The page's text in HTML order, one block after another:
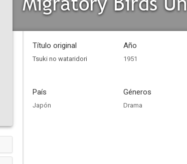
Título original
Tsuki no wataridori
Año
1951
País
Japón
Géneros
Drama